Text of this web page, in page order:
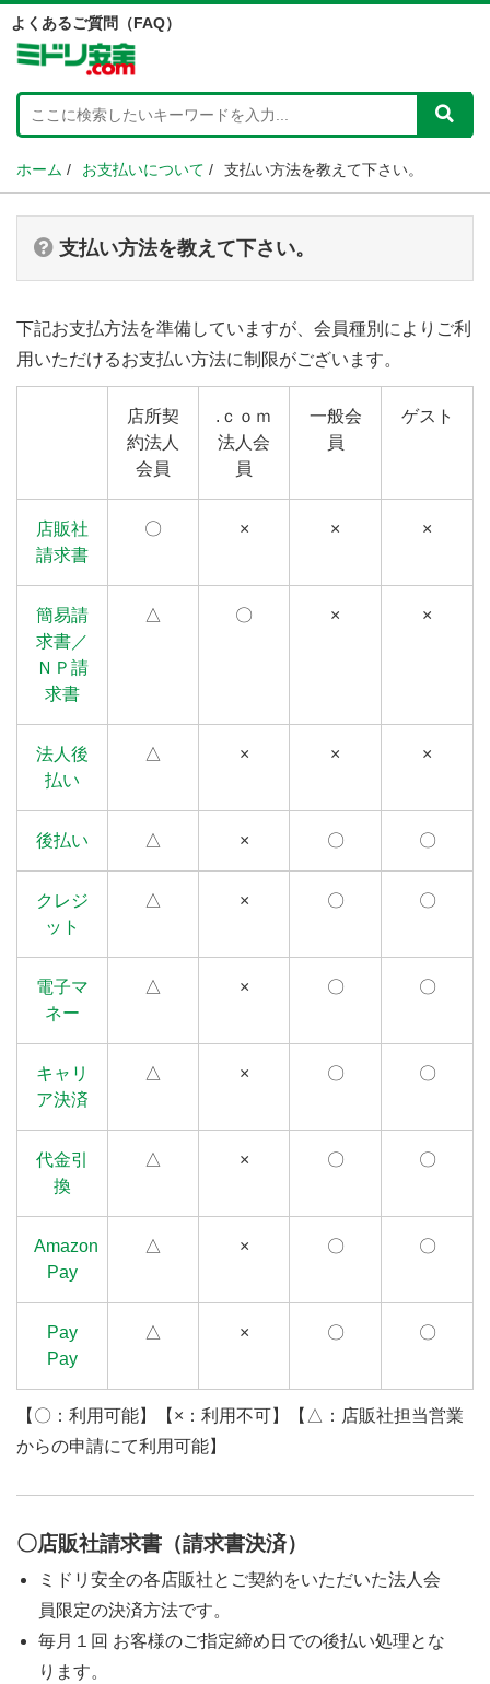
よくあるご質問（FAQ）
ホーム / お支払いについて / 支払い方法を教えて下さい。
支払い方法を教えて下さい。
下記お支払方法を準備していますが、会員種別によりご利
用いただけるお支払い方法に制限がございます。
【〇：利用可能】【×：利用不可】【△：店販社担当営業
からの申請にて利用可能】
店所契
約法人
会員
.ｃｏｍ
法人会
員
一般会
員
ゲスト
店販社
請求書
〇 × × ×
簡易請
求書／
ＮＰ請
求書
△ 〇 × ×
法人後
払い
△ × × ×
後払い △ × 〇 〇
クレジ
ット
△ × 〇 〇
電子マ
ネー
△ × 〇 〇
キャリ
ア決済
△ × 〇 〇
代金引
換
△ × 〇 〇
Amazon
Pay
△ × 〇 〇
Pay
Pay
△ × 〇 〇
〇店販社請求書（請求書決済）
ミドリ安全の各店販社とご契約をいただいた法人会
員限定の決済方法です。
毎月１回 お客様のご指定締め日での後払い処理とな
ります。